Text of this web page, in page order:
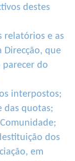
destes
relatórios e as
Direcção, que
parecer do
interpostos;
das quotas;
dos
em